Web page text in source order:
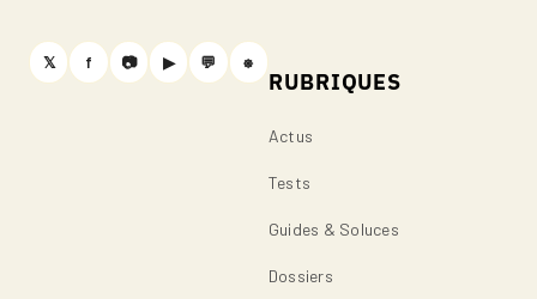
𝕏 f 📷 ▶ 💬 ⎈
RUBRIQUES
Actus
Tests
Guides & Soluces
Dossiers